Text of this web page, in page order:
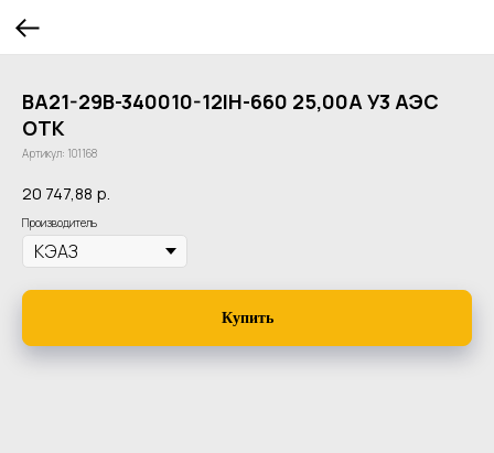
ВА21-29В-340010-12IН-660 25,00А У3 АЭС
ОТК
Артикул: 101168
20 747,88 р.
Производитель
Купить